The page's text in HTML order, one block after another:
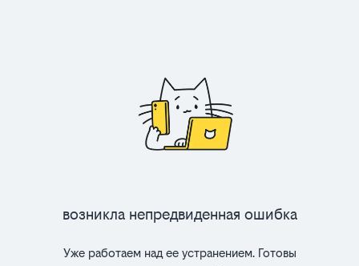
Возникла непредвиденная ошибка
Уже работаем над ее устранением. Готовы